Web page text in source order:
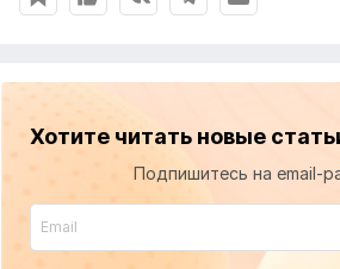
Хотите читать новые
Подпишитесь на email-